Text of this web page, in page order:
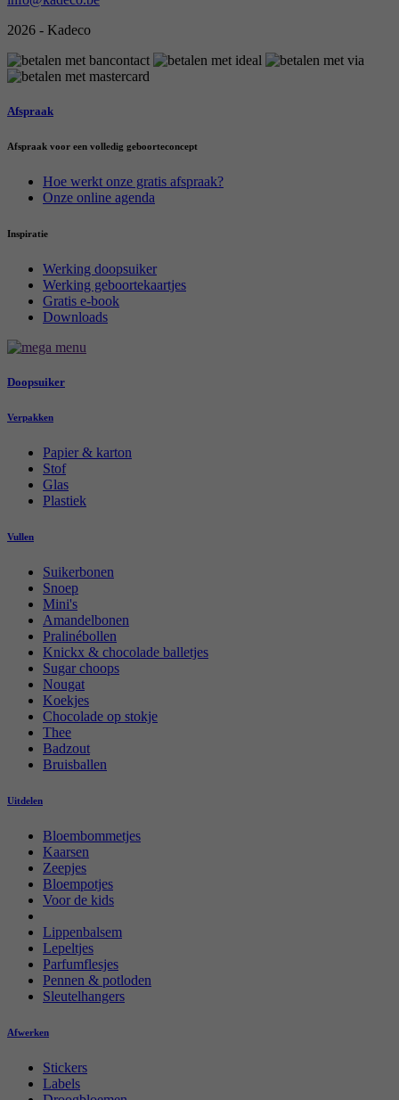
2026 - Kadeco
Afspraak
Afspraak voor een volledig geboorteconcept
Hoe werkt onze gratis afspraak?
Onze online agenda
Inspiratie
Werking doopsuiker
Werking geboortekaartjes
Gratis e-book
Downloads
Doopsuiker
Verpakken
Papier & karton
Stof
Glas
Plastiek
Vullen
Suikerbonen
Snoep
Mini's
Amandelbonen
Pralinébollen
Knickx & chocolade balletjes
Sugar choops
Nougat
Koekjes
Chocolade op stokje
Thee
Badzout
Bruisballen
Uitdelen
Bloembommetjes
Kaarsen
Zeepjes
Bloempotjes
Voor de kids
Lippenbalsem
Lepeltjes
Parfumflesjes
Pennen & potloden
Sleutelhangers
Afwerken
Stickers
Labels